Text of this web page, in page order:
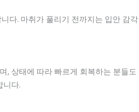
다. 마취가 풀리기 전까지는 입안 감각
, 상태에 따라 빠르게 회복하는 분들도
니다.